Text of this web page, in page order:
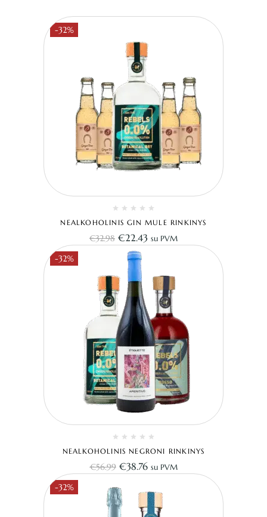
-32%
NEALKOHOLINIS GIN MULE RINKINYS
€32.98 €22.43 su PVM
-32%
NEALKOHOLINIS NEGRONI RINKINYS
€56.99 €38.76 su PVM
-32%